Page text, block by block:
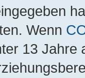
Wenn
13 Jahre